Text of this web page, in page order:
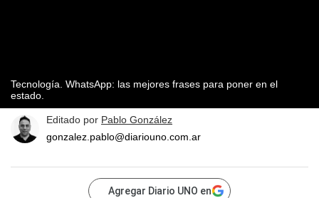
Tecnología. WhatsApp: las mejores frases para poner en el
estado.
Editado por Pablo González
gonzalez.pablo@diariouno.com.ar
Agregar Diario UNO en